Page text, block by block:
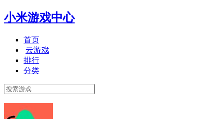
小米游戏中心
首页
云游戏
排行
分类